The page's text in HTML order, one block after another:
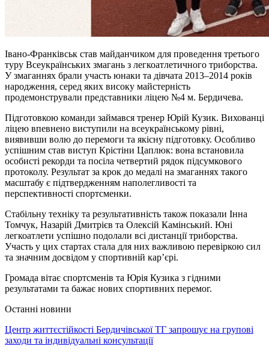
Івано-Франківськ став майданчиком для проведення третього
туру Всеукраїнських змагань з легкоатлетичного триборства.
У змаганнях брали участь юнаки та дівчата 2013–2014 років
народження, серед яких високу майстерність
продемонстрували представники ліцею №4 м. Бердичева.
Підготовкою команди займався тренер Юрій Кузик. Вихованці
ліцею впевнено виступили на всеукраїнському рівні,
виявивши волю до перемоги та якісну підготовку. Особливо
успішним став виступ Крістіни Цаплюк: вона встановила
особисті рекорди та посіла четвертий рядок підсумкового
протоколу. Результат за крок до медалі на змаганнях такого
масштабу є підтвердженням наполегливості та
перспективності спортсменки.
Стабільну техніку та результативність також показали Інна
Томчук, Назарій Дмитрієв та Олексій Камінський. Юні
легкоатлети успішно подолали всі дистанції триборства.
Участь у цих стартах стала для них важливою перевіркою сил
та значним досвідом у спортивній кар’єрі.
Громада вітає спортсменів та Юрія Кузика з гідними
результатами та бажає нових спортивних перемог.
Останні новини
Центр життєстійкості Бердичівської ТГ запрошує на групові
заходи та індивідуальні консультації